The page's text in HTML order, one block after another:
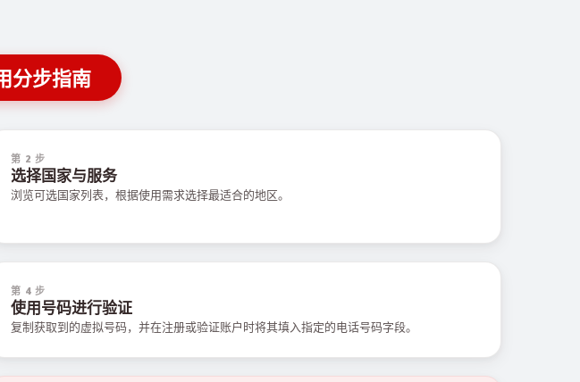
分步指南
第 2 步
选择国家与服务
浏览可选国家列表，根据使用需求选择最适合的地区。
第 4 步
使用号码进行验证
复制获取到的虚拟号码，并在注册或验证账户时将其填入指定的电话号码字段。